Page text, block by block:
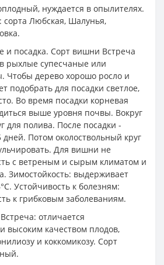
нуждается в опылителях.
Любская, Шалунья,
и посадка. Сорт вишни Встреча
рыхлые супесчаные или
Чтобы дерево хорошо росло и
подобрать для посадки светлое,
Во время посадки корневая
выше уровня почвы. Вокруг
для полива. После посадки -
Потом околоствольный круг
Для вишни не
с ветреным и сырым климатом и
Зимостойкость: выдерживает
Устойчивость к болезням:
к грибковым заболеваниям.
отличается
высоким качеством плодов,
и коккомикозу. Сорт